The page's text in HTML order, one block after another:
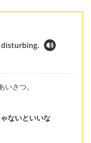
さつ。
ないといいな